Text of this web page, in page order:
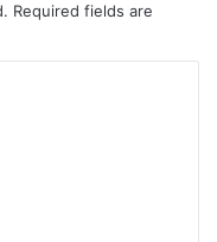
Required fields are